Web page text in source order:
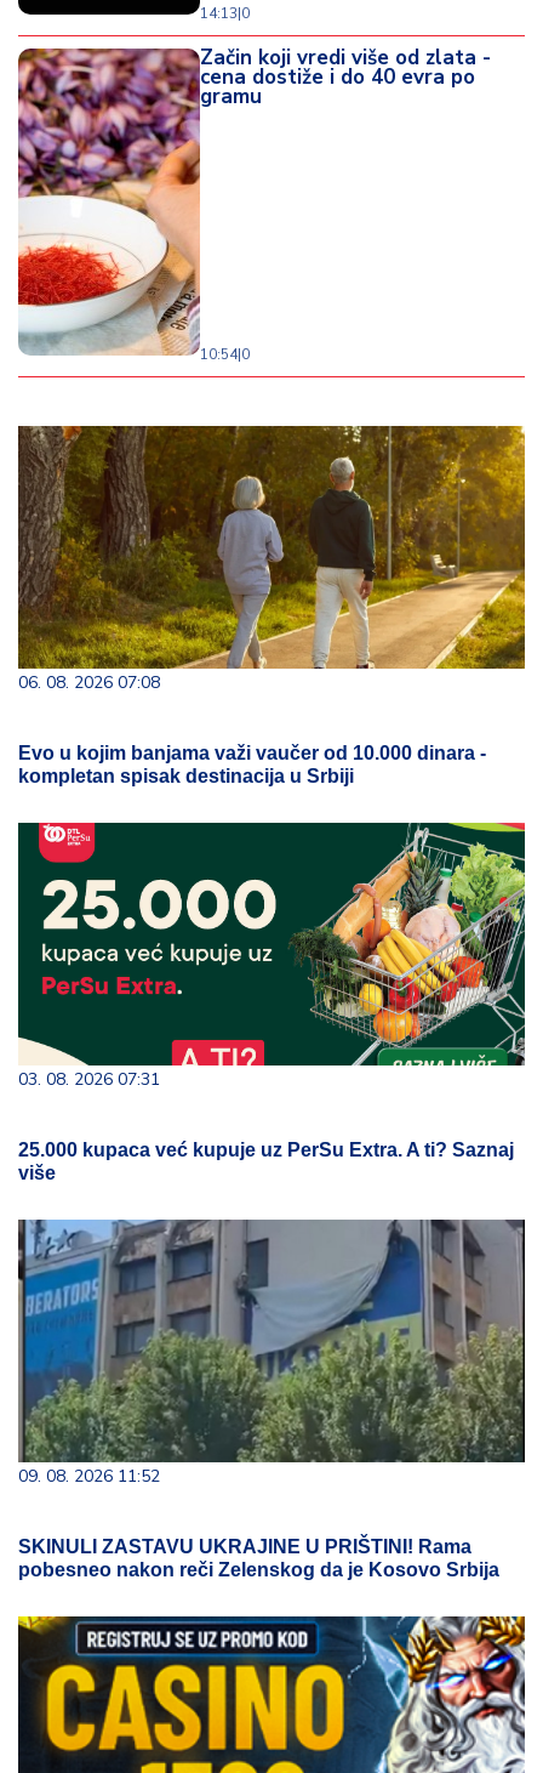
14:13|0
Začin koji vredi više od zlata -
cena dostiže i do 40 evra po
gramu
10:54|0
06. 08. 2026 07:08
Evo u kojim banjama važi vaučer od 10.000 dinara -
kompletan spisak destinacija u Srbiji
03. 08. 2026 07:31
25.000 kupaca već kupuje uz PerSu Extra. A ti? Saznaj
više
09. 08. 2026 11:52
SKINULI ZASTAVU UKRAJINE U PRIŠTINI! Rama
pobesneo nakon reči Zelenskog da je Kosovo Srbija